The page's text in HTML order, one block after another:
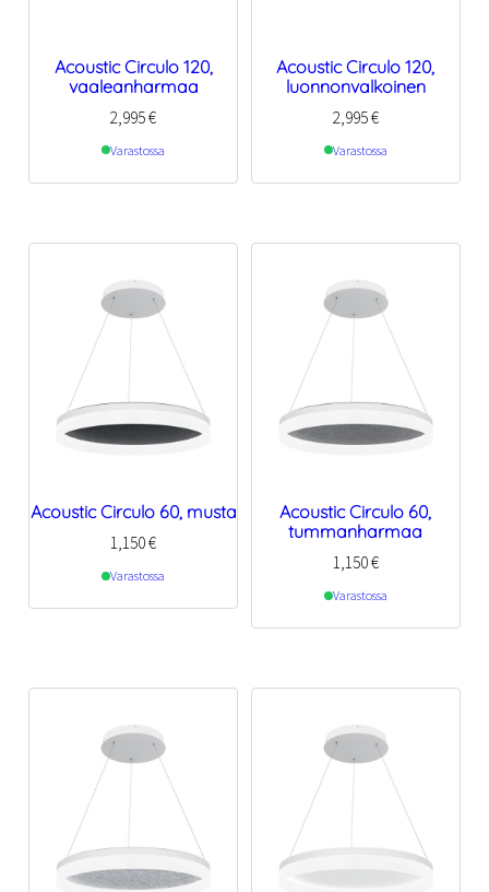
Acoustic Circulo 120,
vaaleanharmaa
2,995€
Varastossa
Acoustic Circulo 120,
luonnonvalkoinen
2,995€
Varastossa
Acoustic Circulo 60, musta
1,150€
Varastossa
Acoustic Circulo 60,
tummanharmaa
1,150€
Varastossa